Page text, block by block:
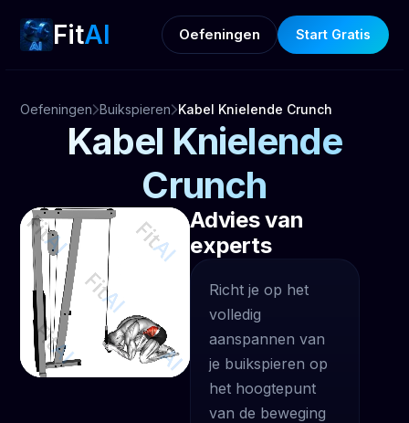
FitAI Oefeningen Start Gratis
Oefeningen Buikspieren Kabel Knielende Crunch
Kabel Knielende
Crunch
Advies van
experts
Richt je op het
volledig
aanspannen van
je buikspieren op
het hoogtepunt
van de beweging